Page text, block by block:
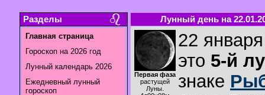
Разделы
Главная страница
Гороскоп на 2026 год
Лунный календарь 2026
Ежедневный лунный
гороскоп
Лунный день на
Первая фаза
растущей
Луны.
22
это 5-й
знаке